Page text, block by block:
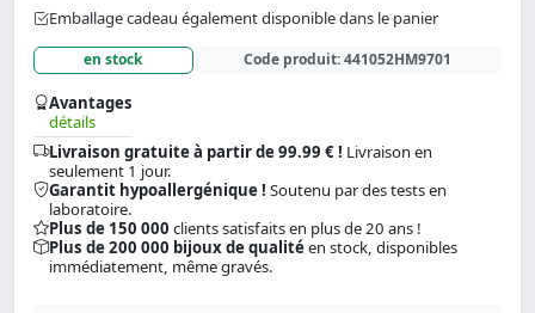
Emballage cadeau également disponible dans le panier
en stock Code produit:441052HM9701
Avantages
détails
Livraison gratuite à partir de 99.99 € ! Livraison en
seulement 1 jour.
Garantit hypoallergénique ! Soutenu par des tests en
laboratoire.
Plus de 150 000 clients satisfaits en plus de 20 ans !
Plus de 200 000 bijoux de qualitéen stock, disponibles
immédiatement, même gravés.